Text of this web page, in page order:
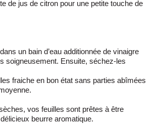
de jus de citron pour une petite touche de
un bain d’eau additionnée de vinaigre
soigneusement. Ensuite, séchez-les
fraiche en bon état sans parties abîmées
vos feuilles sont prêtes à être
beurre aromatique.